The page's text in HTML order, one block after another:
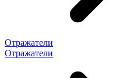
Отражатели
Отражатели